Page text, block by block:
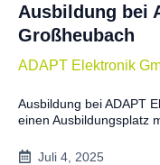
Ausbildung bei
Großheubach
ADAPT Elektronik
Ausbildung bei ADAPT
einen Ausbildungsplatz
Juli 4, 2025